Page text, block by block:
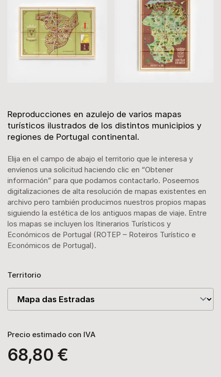
Descripción
Reproducciones en azulejo de varios mapas
turísticos ilustrados de los distintos municipios y
regiones de Portugal continental.
Elija en el campo de abajo el territorio que le interesa y
envíenos una solicitud haciendo clic en “Obtener
información” para que podamos contactarlo. Poseemos
digitalizaciones de alta resolución de mapas existentes en
archivo pero también producimos nuestros propios mapas
siguiendo la estética de los antiguos mapas de viaje. Entre
los mapas se incluyen los Itinerarios Turísticos y
Económicos de Portugal (ROTEP – Roteiros Turístico e
Económicos de Portugal).
Territorio
Precio estimado con IVA
68,80 €